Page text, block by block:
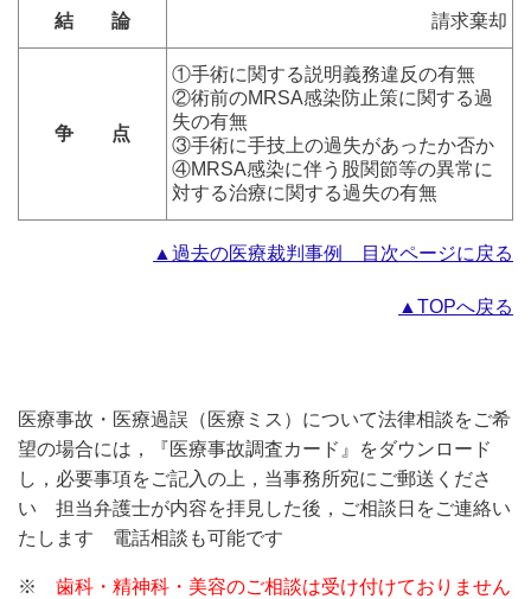
結 論 請求棄却
争 点
①手術に関する説明義務違反の有無
②術前のMRSA感染防止策に関する過
失の有無
③手術に手技上の過失があったか否か
④MRSA感染に伴う股関節等の異常に
対する治療に関する過失の有無
▲過去の医療裁判事例 目次ページに戻る
▲TOPへ戻る
医療事故・医療過誤（医療ミス）について法律相談をご希
望の場合には，『医療事故調査カード』をダウンロード
し，必要事項をご記入の上，当事務所宛にご郵送くださ
い 担当弁護士が内容を拝見した後，ご相談日をご連絡い
たします 電話相談も可能です
※ 歯科・精神科・美容のご相談は受け付けておりません